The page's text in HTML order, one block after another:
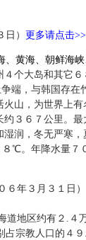
） 更多请点击>>
黄海、朝鲜海峡
个大岛和其它
端，与韩国存在
山，为世界上
３６７公里。
润，冬无严寒
℃。年降水量７
６年３月３１日）
道地区约有２.４
宗教人口的４９